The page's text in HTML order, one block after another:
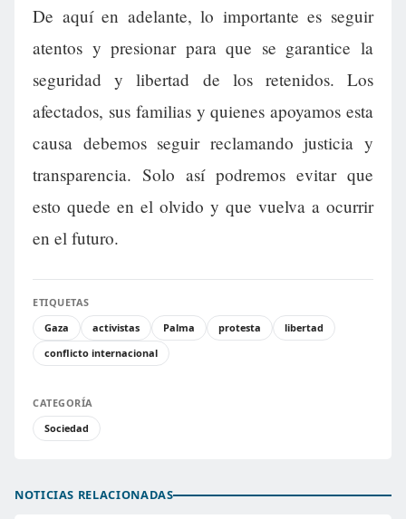
De aquí en adelante, lo importante es seguir
atentos y presionar para que se garantice la
seguridad y libertad de los retenidos. Los
afectados, sus familias y quienes apoyamos esta
causa debemos seguir reclamando justicia y
transparencia. Solo así podremos evitar que
esto quede en el olvido y que vuelva a ocurrir
en el futuro.
ETIQUETAS
Gaza
activistas Palma protesta
libertad
conflicto internacional
CATEGORÍA
Sociedad
NOTICIAS RELACIONADAS